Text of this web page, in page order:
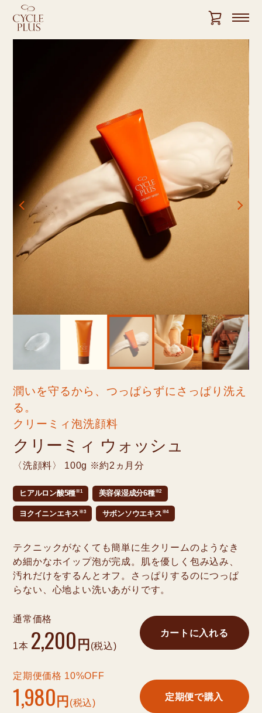
潤いを守るから、つっぱらずにさっぱり洗え
る。
クリーミィ泡洗顔料
クリーミィ ウォッシュ
〈洗顔料〉 100g ※約2ヵ月分
ヒアルロン酸5種※1 美容保湿成分6種※2
ヨクイニンエキス ※3 サボンソウエキス ※4
テクニックがなくても簡単に生クリームのようなき
め細かなホイップ泡が完成。肌を優しく包み込み、
汚れだけをするんとオフ。さっぱりするのにつっぱ
らない、心地よい洗いあがりです。
通常価格
1本 2,200 円 (税込)
カートに入れる
定期便価格 10%OFF
1,980 円 (税込)
定期便で購入